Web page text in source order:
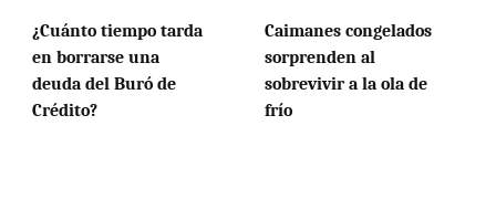
¿Cuánto tiempo tarda
en borrarse una
deuda del Buró de
Crédito?
Caimanes congelados
sorprenden al
sobrevivir a la ola de
frío